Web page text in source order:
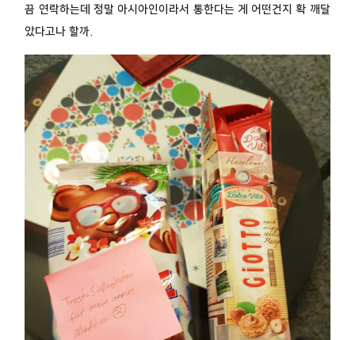
끔 연락하는데 정말 아시아인이라서 통한다는 게 어떤건지 확 깨달
았다고나 할까.